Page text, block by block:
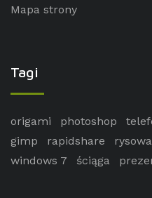
Mapa strony
Tagi
origami photoshop
gimp
rapidshare
windows 7
ściąga